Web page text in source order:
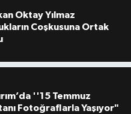
Oktay Yılmaz
Coşkusuna Ortak
''15 Temmuz
Fotoğraflarla Yaşıyor"